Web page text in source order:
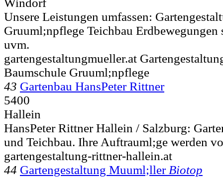
Unsere Leistungen umfassen:
Gruuml;npflege Teichbau
uvm.
gartengestaltungmueller.at
Baumschule Gruuml;npflege
43 Gartenbau HansPeter Rittner
5400
Hallein
HansPeter Rittner Hallein / Salzburg:
und Teichbau. Ihre Auftrauml;ge werden
gartengestaltung-rittner-hallein.at
44 Gartengestaltung Muuml;ller Biotop